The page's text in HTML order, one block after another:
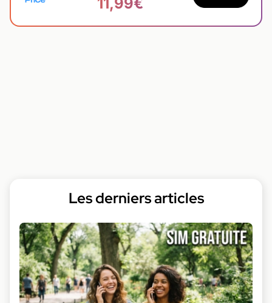
Les derniers articles